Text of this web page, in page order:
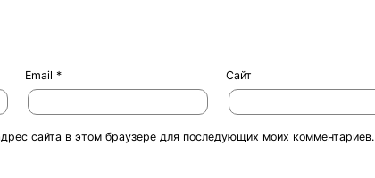
Email* Сайт
сайта в этом браузере для последующих моих комментариев.